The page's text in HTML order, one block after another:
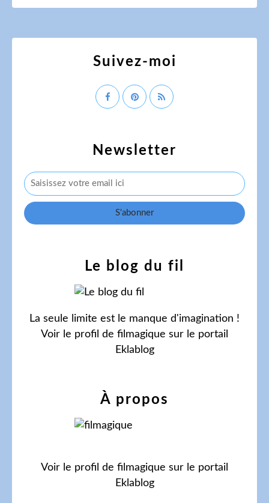
Newsletter
Le blog du fil
La seule limite est le manque d'imagination !
Voir le profil de filmagique sur le portail
Eklablog
Suivez-moi
À propos
Voir le profil de filmagique sur le portail
Eklablog